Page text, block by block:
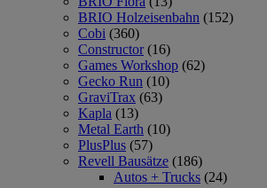
BRIO Holzeisenbahn (152)
Cobi (360)
Constructor (16)
Games Workshop (62)
Gecko Run (10)
GraviTrax (63)
Kapla (13)
Metal Earth (10)
PlusPlus (57)
Revell Bausätze (186)
Autos + Trucks (24)